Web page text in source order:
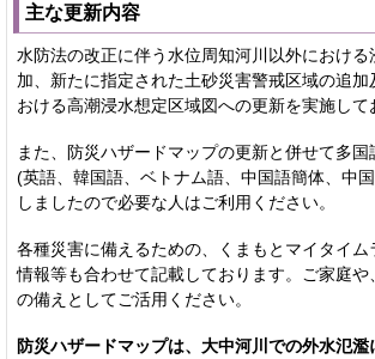
主な更新内容
水防法の改正に伴う水位周知河川以外における
加、新たに指定された土砂災害警戒区域の追加
おける高潮浸水想定区域図への更新を実施して
また、防災ハザードマップの更新と併せて多
(英語、韓国語、ベトナム語、中国語簡体、中
しましたので必要な人はご利用ください。
各種災害に備えるための、くまもとマイタイム
情報等も合わせて記載しております。ご家庭
の備えとしてご活用ください。
防災ハザードマップは、大中河川での外水氾濫